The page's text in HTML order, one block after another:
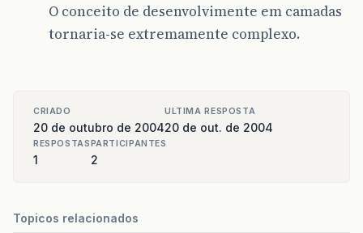
O conceito de desenvolvimente em camadas
tornaria-se extremamente complexo.
CRIADO
20 de outubro de 2004
ULTIMA RESPOSTA
20 de out. de 2004
RESPOSTAS
1
PARTICIPANTES
2
Topicos relacionados